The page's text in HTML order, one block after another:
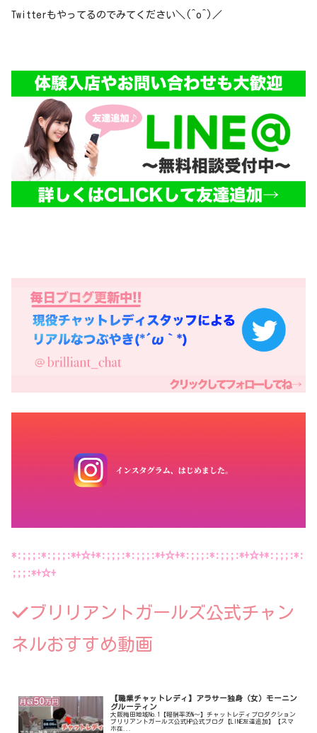
Twitterもやってるのでみてください＼(^o^)／
*:;;;:*:;;;:*+☆+*:;;;:*:;;;:*+☆+*:;;;:*:;;;:*+☆+*:;;;:*:
;;;:*+☆+
ブリリアントガールズ公式チャン
ネルおすすめ動画
【職業チャットレディ】アラサー独身（女）モーニン
グルーティン
大阪梅田地域No.1【報酬率35%〜】チャットレディプロダクション
ブリリアントガールズ公式HP公式ブログ【LINE友達追加】【スマ
ホ在...